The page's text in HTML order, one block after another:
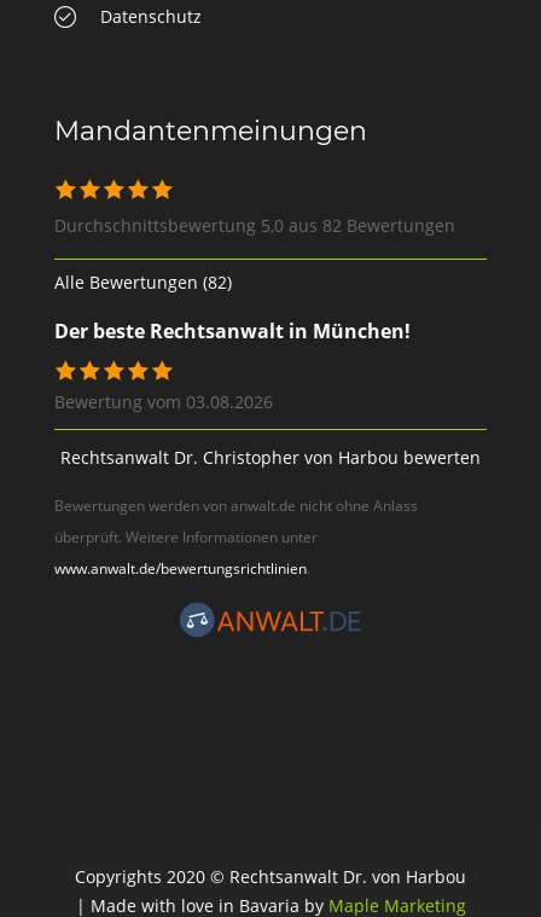
Datenschutz
Mandantenmeinungen
Durchschnittsbewertung 5,0 aus 82 Bewertungen
Alle Bewertungen (82)
Der beste Rechtsanwalt in München!
Bewertung vom 03.08.2026
Rechtsanwalt Dr. Christopher von Harbou bewerten
Bewertungen werden von anwalt.de nicht ohne Anlass
überprüft. Weitere Informationen unter
www.anwalt.de/bewertungsrichtlinien.
Copyrights 2020 © Rechtsanwalt Dr. von Harbou
| Made with love in Bavaria by Maple Marketing